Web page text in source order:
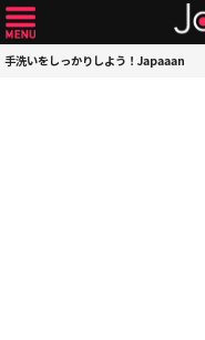
手洗いをしっかりしよう！Japaaan